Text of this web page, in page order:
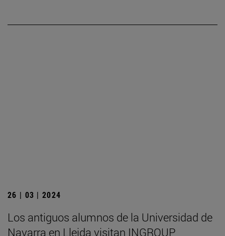
26 | 03 | 2024
Los antiguos alumnos de la Universidad de
Navarra en Lleida visitan INGROUP